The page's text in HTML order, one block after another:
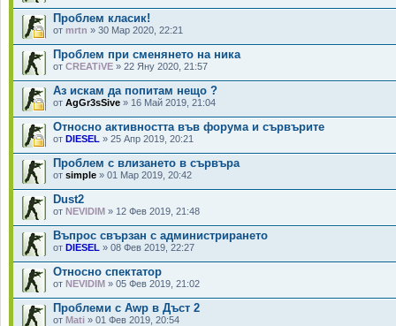
Проблем класик!
от mrtn » 30 Мар 2020, 22:21
Проблем при сменянето на ника
от CREATiVE » 22 Яну 2020, 21:57
Аз искам да попитам нещо ?
от AgGr3sSive » 16 Май 2019, 21:04
Относно активността във форума и сървърите
от DIESEL » 25 Апр 2019, 20:21
Проблем с влизането в сървъра
от simple » 01 Мар 2019, 20:42
Dust2
от NEVIDIM » 12 Фев 2019, 21:48
Въпрос свързан с администрирането
от DIESEL » 08 Фев 2019, 22:27
Относно спектатор
от NEVIDIM » 05 Фев 2019, 21:02
Проблеми с Awp в Дъст 2
от Mati » 01 Фев 2019, 20:54